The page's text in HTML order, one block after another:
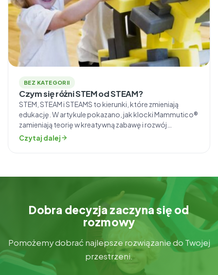
BEZ KATEGORII
Czym się różni STEM od STEAM?
STEM, STEAM i STEAMS to kierunki, które zmieniają
edukację. W artykule pokazano, jak klocki Mammutico®
zamieniają teorię w kreatywną zabawę i rozwój
kluczowych umiejętności. Definicja STEM i STEAM STEM
(Science, Technology, Engineering, Mathematics) i
odnoszą się do obszarów edukacyjnych
Czytaj dalej
Dobra decyzja zaczyna się od
rozmowy
Pomożemy dobrać najlepsze rozwiązanie do Twojej
przestrzeni.